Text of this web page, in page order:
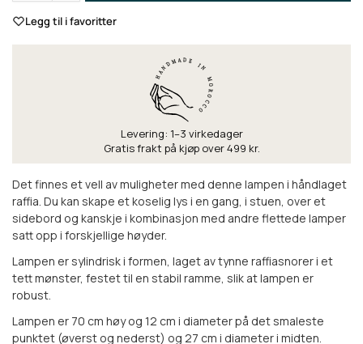
Legg til i favoritter
Levering: 1–3 virkedager
Gratis frakt på kjøp over 499 kr.
Det finnes et vell av muligheter med denne lampen i håndlaget
raffia. Du kan skape et koselig lys i en gang, i stuen, over et
sidebord og kanskje i kombinasjon med andre flettede lamper
satt opp i forskjellige høyder.
Lampen er sylindrisk i formen, laget av tynne raffiasnorer i et
tett mønster, festet til en stabil ramme, slik at lampen er
robust.
Lampen er 70 cm høy og 12 cm i diameter på det smaleste
punktet (øverst og nederst) og 27 cm i diameter i midten.